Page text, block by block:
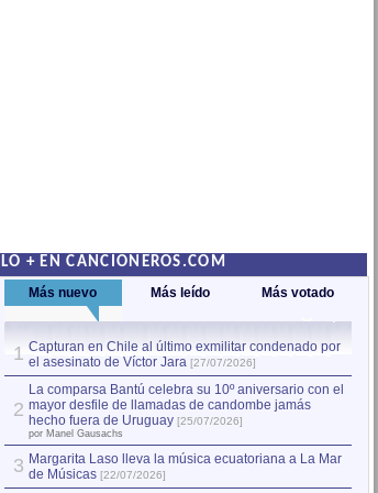
LO + EN CANCIONEROS.COM
Más nuevo Más leído Más votado
1 Capturan en Chile al último exmilitar condenado por
el asesinato de Víctor Jara [27/07/2026]
2
La comparsa Bantú celebra su 10º aniversario con el
mayor desfile de llamadas de candombe jamás
hecho fuera de Uruguay [25/07/2026]
por Manel Gausachs
3 Margarita Laso lleva la música ecuatoriana a La Mar
de Músicas [22/07/2026]